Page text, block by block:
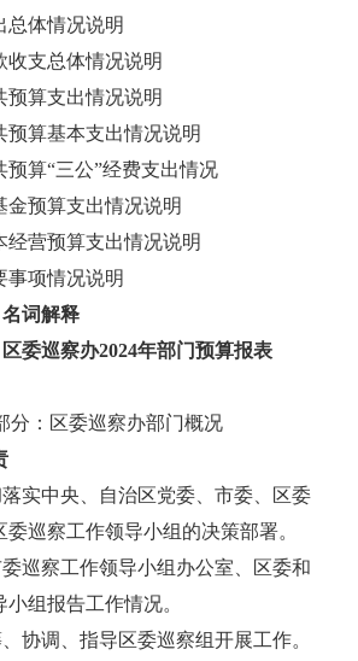
总体情况说明
收支总体情况说明
预算支出情况说明
预算基本支出情况说明
预算“三公”经费支出情况
金预算支出情况说明
经营预算支出情况说明
事项情况说明
词解释
委巡察办2024年部门预算报表
分：区委巡察办部门概况
落实中央、自治区党委、市委、区委
巡察工作领导小组的决策部署。
委巡察工作领导小组办公室、区委和
组报告工作情况。
、协调、指导区委巡察组开展工作。